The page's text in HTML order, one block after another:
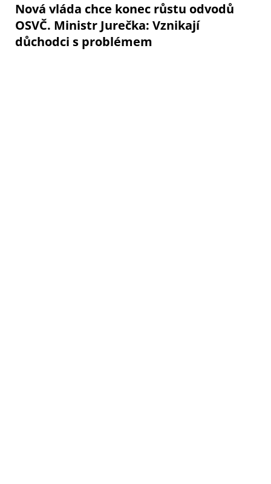
Nová vláda chce konec růstu odvodů
OSVČ. Ministr Jurečka: Vznikají
důchodci s problémem